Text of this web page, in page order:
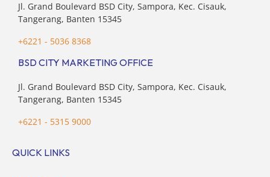
Jl. Grand Boulevard BSD City, Sampora, Kec. Cisauk,
Tangerang, Banten 15345
+6221 - 5036 8368
BSD CITY MARKETING OFFICE
Jl. Grand Boulevard BSD City, Sampora, Kec. Cisauk,
Tangerang, Banten 15345
+6221 - 5315 9000
QUICK LINKS